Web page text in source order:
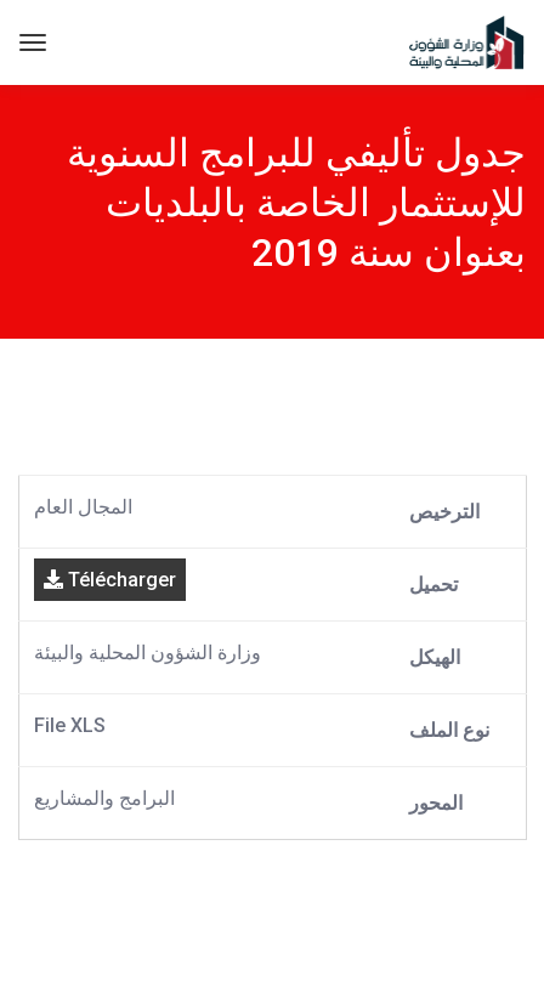
جدول تأليفي للبرامج السنوية
للإستثمار الخاصة بالبلديات
بعنوان سنة 2019
الترخيص المجال العام
تحميل Télécharger
الهيكل وزارة الشؤون المحلية والبيئة
نوع الملف File XLS
المحور البرامج والمشاريع